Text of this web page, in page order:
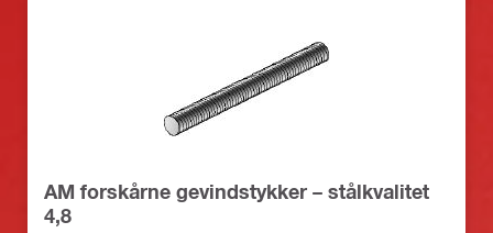
AM forskårne gevindstykker – stålkvalitet
4,8